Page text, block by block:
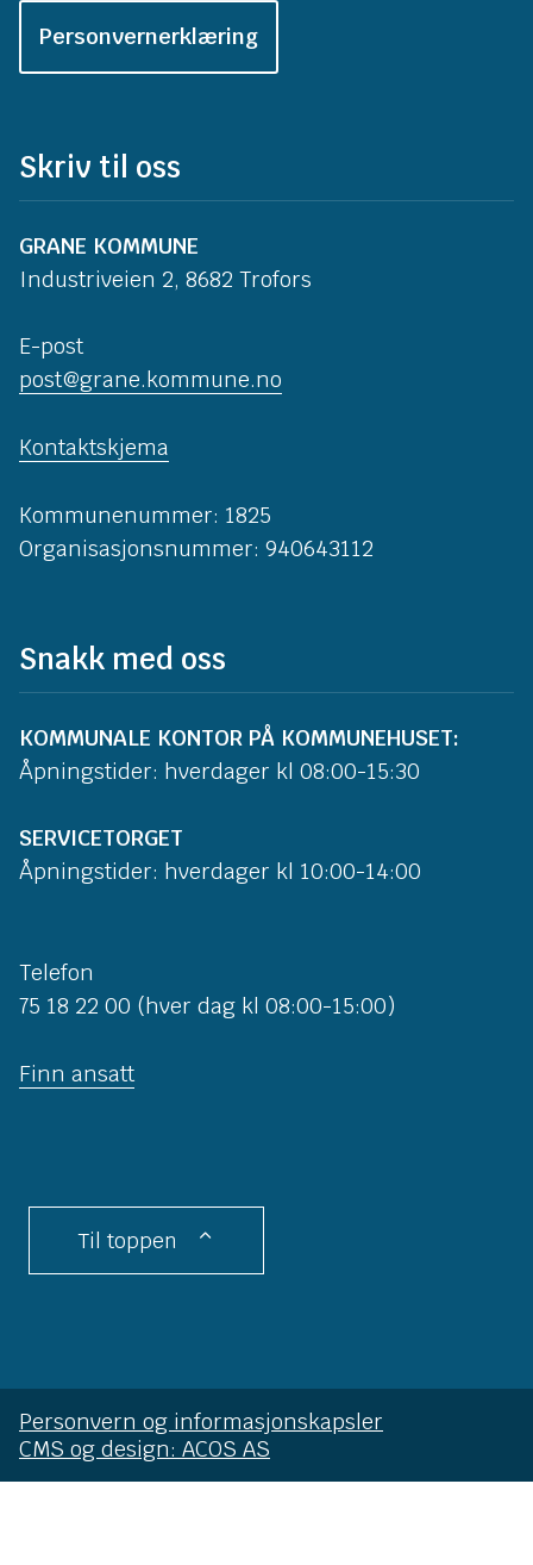
Personvernerklæring
Skriv til oss
GRANE KOMMUNE
Industriveien 2, 8682 Trofors
E-post
post@grane.kommune.no
Kontaktskjema
Kommunenummer: 1825
Organisasjonsnummer: 940643112
Snakk med oss
KOMMUNALE KONTOR PÅ KOMMUNEHUSET:
Åpningstider: hverdager kl 08:00-15:30
SERVICETORGET
Åpningstider: hverdager kl 10:00-14:00
Telefon
75 18 22 00 (hver dag kl 08:00-15:00)
Finn ansatt
Til toppen
Personvern og informasjonskapsler
CMS og design: ACOS AS